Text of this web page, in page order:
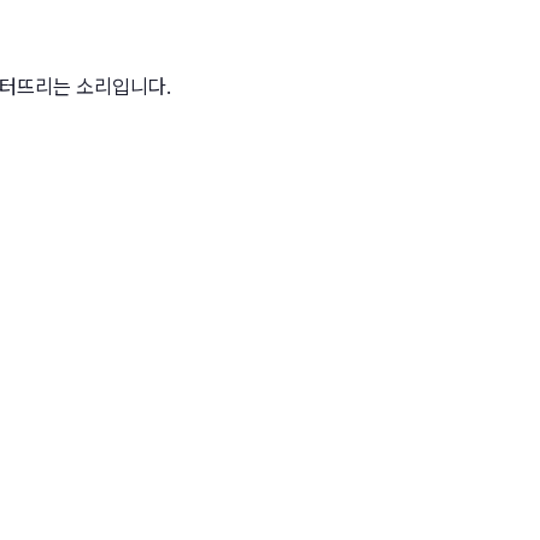
뜨리는 소리입니다.